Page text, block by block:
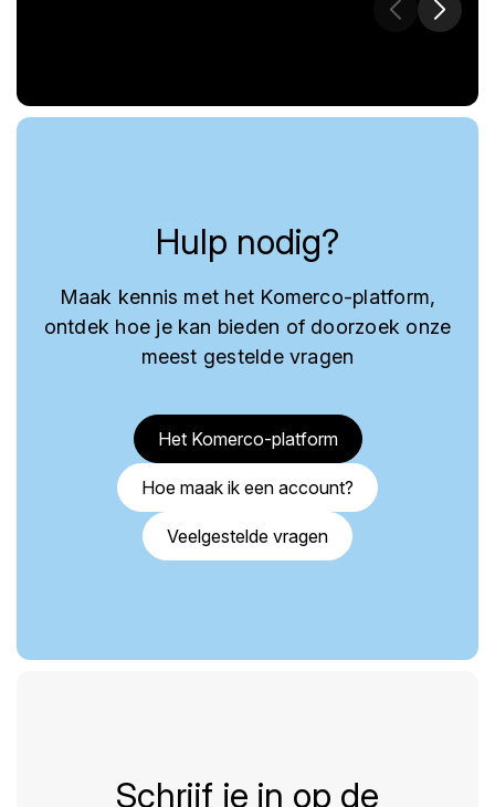
Hulp nodig?
Maak kennis met het Komerco-platform,
ontdek hoe je kan bieden of doorzoek onze
meest gestelde vragen
Het Komerco-platform
Hoe maak ik een account?
Veelgestelde vragen
Schrijf je in op de